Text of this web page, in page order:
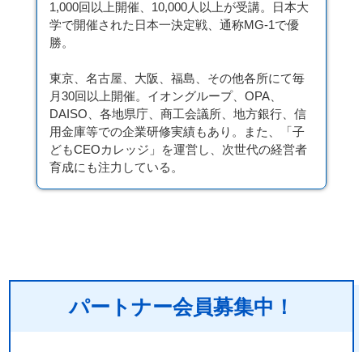
1,000回以上開催、10,000人以上が受講。日本大
学で開催された日本一決定戦、通称MG-1で優
勝。
東京、名古屋、大阪、福島、その他各所にて毎
月30回以上開催。イオングループ、OPA、
DAISO、各地県庁、商工会議所、地方銀行、信
用金庫等での企業研修実績もあり。また、「子
どもCEOカレッジ」を運営し、次世代の経営者
育成にも注力している。
パートナー会員募集中！